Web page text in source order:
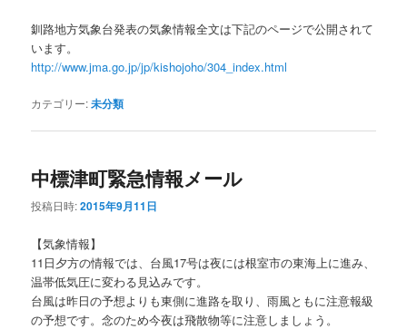
釧路地方気象台発表の気象情報全文は下記のページで公開されて
います。
http://www.jma.go.jp/jp/kishojoho/304_index.html
カテゴリー:未分類
中標津町緊急情報メール
投稿日時:2015年9月11日
【気象情報】
11日夕方の情報では、台風17号は夜には根室市の東海上に進み、
温帯低気圧に変わる見込みです。
台風は昨日の予想よりも東側に進路を取り、雨風ともに注意報級
の予想です。念のため今夜は飛散物等に注意しましょう。